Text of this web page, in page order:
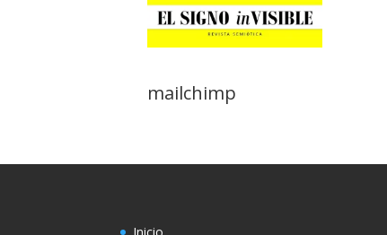
mailchimp